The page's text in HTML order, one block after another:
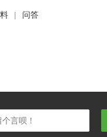
| 问答